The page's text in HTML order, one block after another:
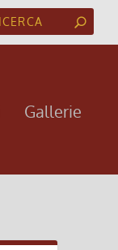
Gallerie